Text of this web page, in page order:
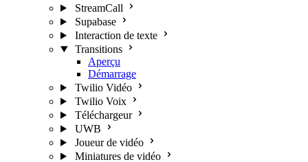
StreamCall
Supabase
Interaction de texte
Transitions
Aperçu
Démarrage
Twilio Vidéo
Twilio Voix
Téléchargeur
UWB
Joueur de vidéo
Miniatures de vidéo